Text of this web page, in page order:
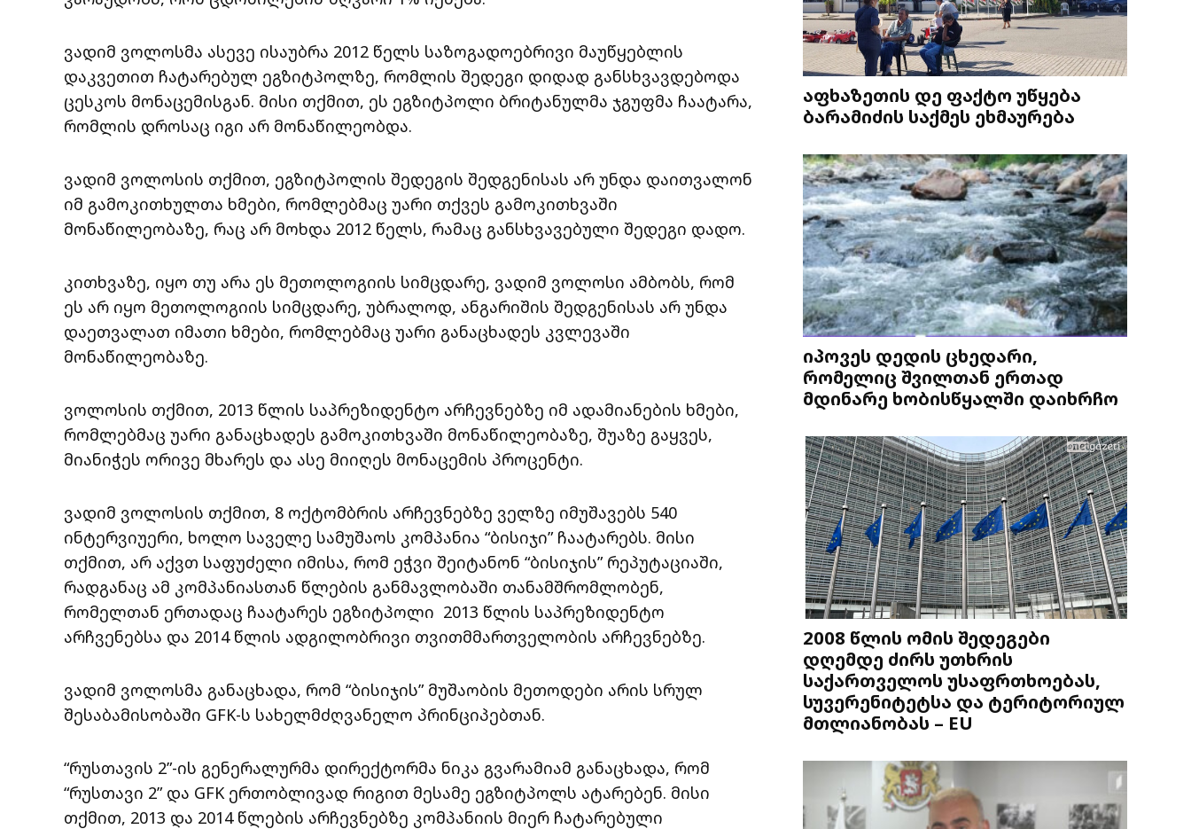
ვადიმ ვოლოსმა ასევე ისაუბრა 2012 წელს საზოგადოებრივი მაუწყებლის
დაკვეთით ჩატარებულ ეგზიტპოლზე, რომლის შედეგი დიდად განსხვავდებოდა
ცესკოს მონაცემისგან. მისი თქმით, ეს ეგზიტპოლი ბრიტანულმა ჯგუფმა ჩაატარა,
რომლის დროსაც იგი არ მონაწილეობდა.
ვადიმ ვოლოსის თქმით, ეგზიტპოლის შედეგის შედგენისას არ უნდა დაითვალონ
იმ გამოკითხულთა ხმები, რომლებმაც უარი თქვეს გამოკითხვაში
მონაწილეობაზე, რაც არ მოხდა 2012 წელს, რამაც განსხვავებული შედეგი დადო.
კითხვაზე, იყო თუ არა ეს მეთოლოგიის სიმცდარე, ვადიმ ვოლოსი ამბობს, რომ
ეს არ იყო მეთოლოგიის სიმცდარე, უბრალოდ, ანგარიშის შედგენისას არ უნდა
დაეთვალათ იმათი ხმები, რომლებმაც უარი განაცხადეს კვლევაში
მონაწილეობაზე.
ვოლოსის თქმით, 2013 წლის საპრეზიდენტო არჩევნებზე იმ ადამიანების ხმები,
რომლებმაც უარი განაცხადეს გამოკითხვაში მონაწილეობაზე, შუაზე გაყვეს,
მიანიჭეს ორივე მხარეს და ასე მიიღეს მონაცემის პროცენტი.
ვადიმ ვოლოსის თქმით, 8 ოქტომბრის არჩევნებზე ველზე იმუშავებს 540
ინტერვიუერი, ხოლო საველე სამუშაოს კომპანია “ბისიჯი” ჩაატარებს. მისი
თქმით, არ აქვთ საფუძელი იმისა, რომ ეჭვი შეიტანონ “ბისიჯის” რეპუტაციაში,
რადგანაც ამ კომპანიასთან წლების განმავლობაში თანამშრომლობენ,
რომელთან ერთადაც ჩაატარეს ეგზიტპოლი 2013 წლის საპრეზიდენტო
არჩვენებსა და 2014 წლის ადგილობრივი თვითმმართველობის არჩევნებზე.
ვადიმ ვოლოსმა განაცხადა, რომ “ბისიჯის” მუშაობის მეთოდები არის სრულ
შესაბამისობაში GFK-ს სახელმძღვანელო პრინციპებთან.
“რუსთავის 2”-ის გენერალურმა დირექტორმა ნიკა გვარამიამ განაცხადა, რომ
“რუსთავი 2” და GFK ერთობლივად რიგით მესამე ეგზიტპოლს ატარებენ. მისი
თქმით, 2013 და 2014 წლების არჩევნებზე კომპანიის მიერ ჩატარებული
აფხაზეთის დე ფაქტო უწყება
ბარამიძის საქმეს ეხმაურება
იპოვეს დედის ცხედარი,
რომელიც შვილთან ერთად
მდინარე ხობისწყალში დაიხრჩო
2008 წლის ომის შედეგები
დღემდე ძირს უთხრის
საქართველოს უსაფრთხოებას,
სუვერენიტეტსა და ტერიტორიულ
მთლიანობას – EU